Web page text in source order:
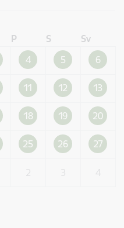
P S
Sv
4 5 6
11 12 13
18 19 20
25 26 27